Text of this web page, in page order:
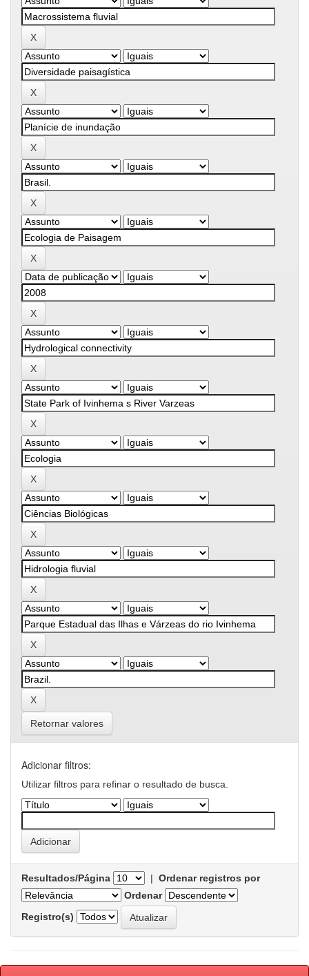
Retornar valores
Adicionar filtros:
Utilizar filtros para refinar o resultado de busca.
Resultados/Página | Ordenar registros por
Ordenar
Registro(s)